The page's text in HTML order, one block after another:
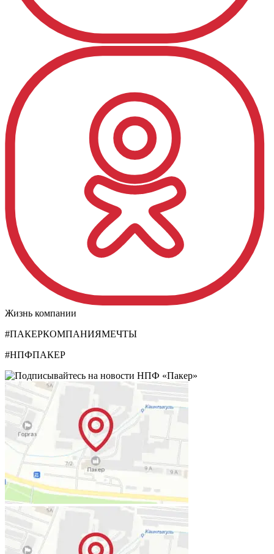
Жизнь компании
#ПАКЕРКОМПАНИЯМЕЧТЫ
#НПФПАКЕР